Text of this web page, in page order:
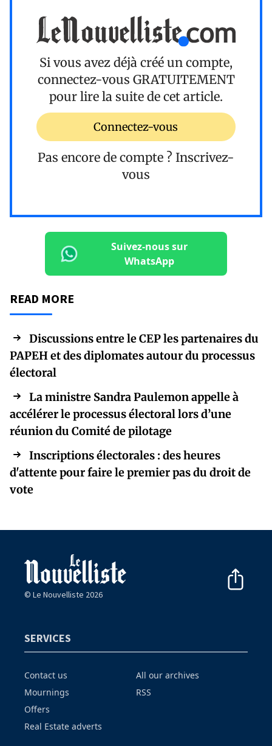
Si vous avez déjà créé un compte,
connectez-vous GRATUITEMENT
pour lire la suite de cet article.
Connectez-vous
Pas encore de compte ? Inscrivez-
vous
Suivez-nous sur
WhatsApp
READ MORE
Discussions entre le CEP les partenaires du
PAPEH et des diplomates autour du processus
électoral
La ministre Sandra Paulemon appelle à
accélérer le processus électoral lors d’une
réunion du Comité de pilotage
Inscriptions électorales : des heures
d'attente pour faire le premier pas du droit de
vote
© Le Nouvelliste 2026
SERVICES
Contact us
Mournings
Offers
Real Estate adverts
All our archives
RSS